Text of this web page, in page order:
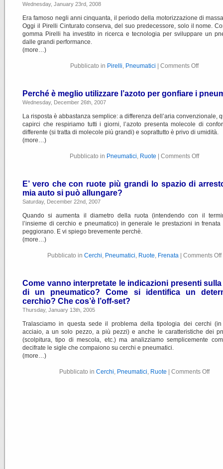
Wednesday, January 23rd, 2008
Era famoso negli anni cinquanta, il periodo della motorizzazione di
Oggi il Pirelli Cinturato conserva, del suo predecessore, solo il nome.
gomma Pirelli ha investito in ricerca e tecnologia per sviluppare un
dalle grandi performance.
(more…)
Pubblicato in Pirelli, Pneumatici Comments Off
Perché è meglio utilizzare l’azoto per gonfiare i
Wednesday, December 26th, 2007
La risposta è abbastanza semplice: a differenza dell’aria convenzionale,
capirci che respiriamo tutti i giorni, l’azoto presenta molecole di
differente (si tratta di molecole più grandi) e soprattutto è privo di umidità.
(more…)
Pubblicato in Pneumatici, Ruote Comments Off
E’ vero che con ruote più grandi lo spazio di
mia auto si può allungare?
Saturday, December 22nd, 2007
Quando si aumenta il diametro della ruota (intendendo con il
l’insieme di cerchio e pneumatico) in generale le prestazioni in frenata
peggiorano. E vi spiego brevemente perchè.
(more…)
Pubblicato in Cerchi, Pneumatici, Ruote, Frenata Comments Off
Come vanno interpretate le indicazioni presenti
di un pneumatico? Come si identifica un
cerchio? Che cos’è l’off-set?
Thursday, January 13th, 2005
Tralasciamo in questa sede il problema della tipologia dei cerchi
acciaio, a un solo pezzo, a più pezzi) e anche le caratteristiche dei
(scolpitura, tipo di mescola, etc.) ma analizziamo semplicemente
decifrate le sigle che compaiono su cerchi e pneumatici.
(more…)
Pubblicato in Cerchi, Pneumatici, Ruote Comments Off